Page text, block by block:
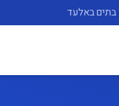
בתים באלעד